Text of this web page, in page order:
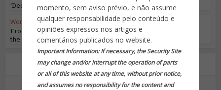
momento, sem aviso prévio, e não assume
qualquer responsabilidade pelo conteúdo e
opiniões expressos nos artigos e
comentários publicados no website.
Important Information: If necessary, the Security Site
may change and/or interrupt the operation of parts
or all of this website at any time, without prior notice,
and assumes no responsibility for the content and
‘Deep State’
World Highlights
From Ceasefires to Pauses: Shedding Light on
the...
Sobre o autor